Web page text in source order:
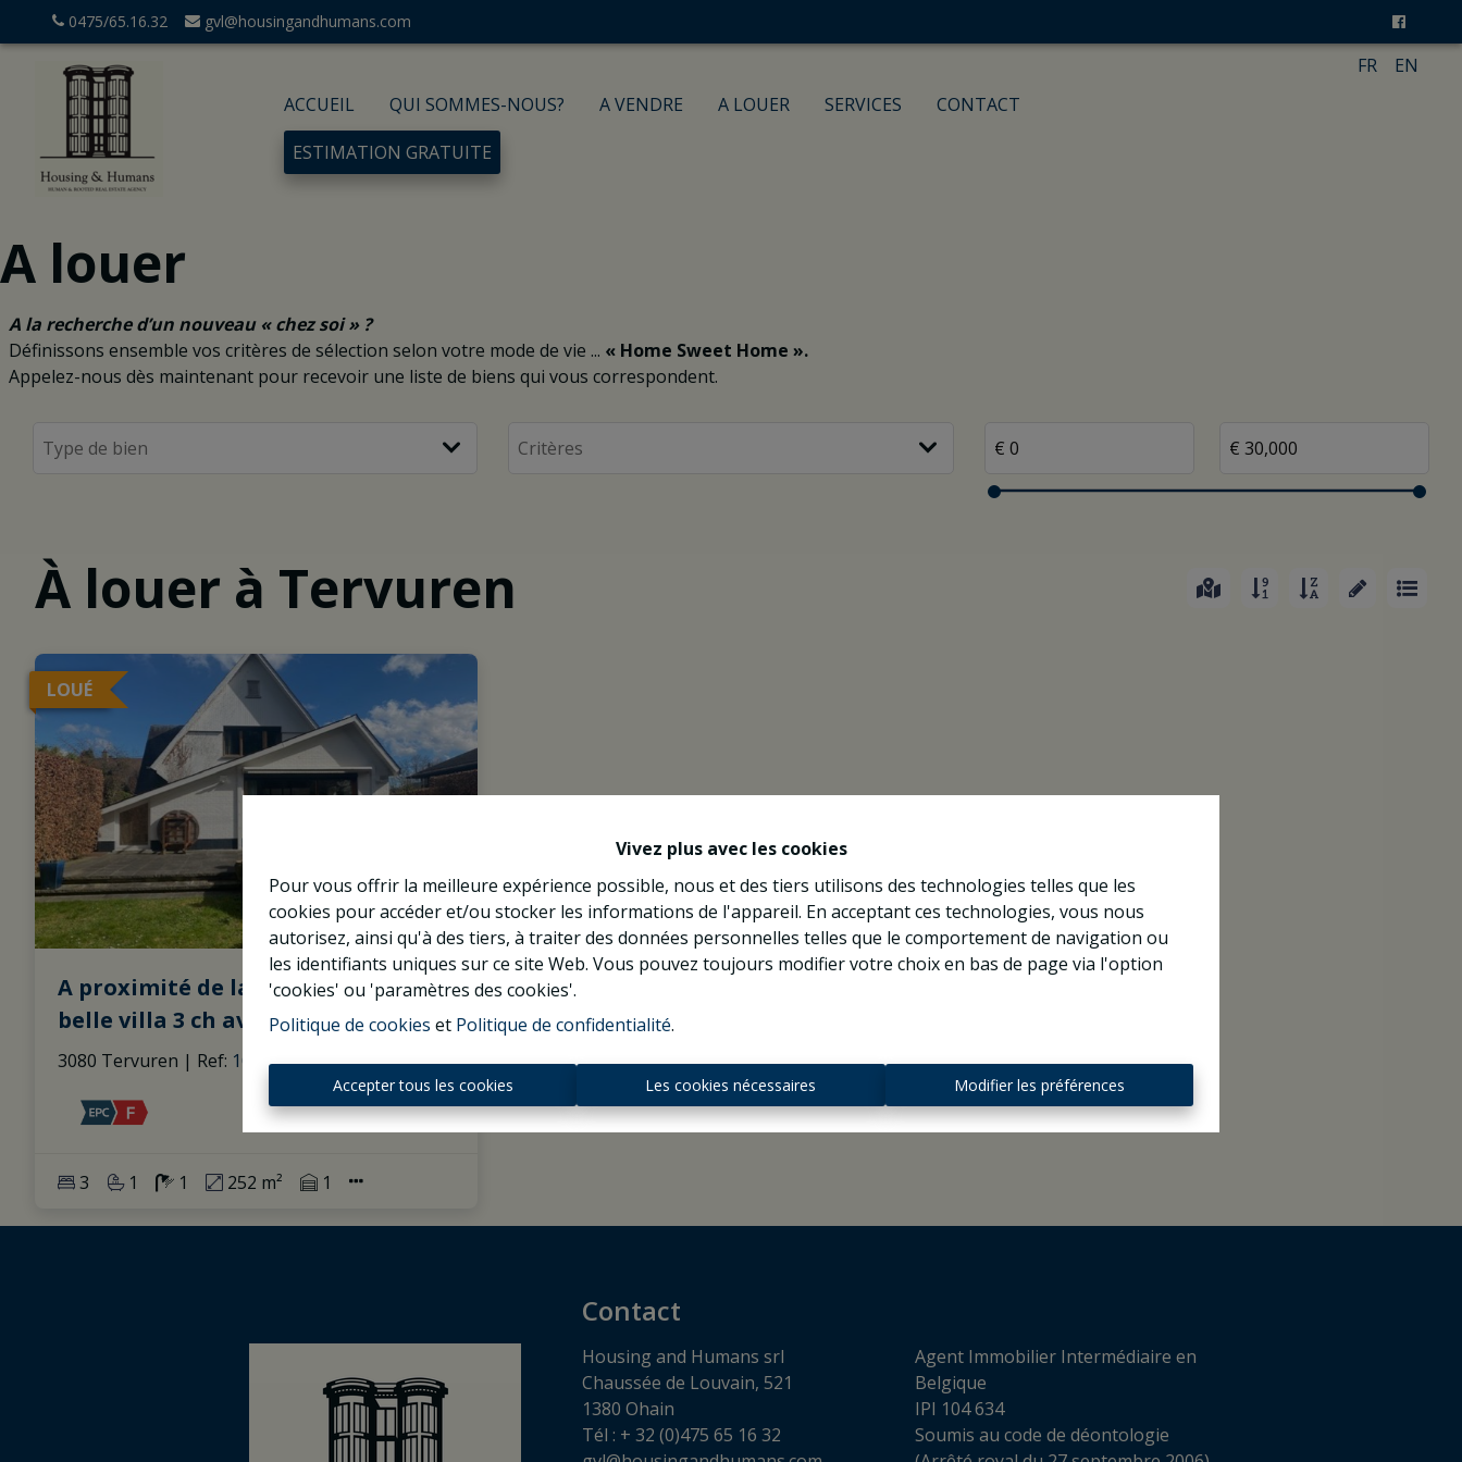
Vivez plus avec les cookies
Pour vous offrir la meilleure expérience possible, nous et des tiers utilisons des technologies telles que les
cookies pour accéder et/ou stocker les informations de l'appareil. En acceptant ces technologies, vous nous
autorisez, ainsi qu'à des tiers, à traiter des données personnelles telles que le comportement de navigation ou
les identifiants uniques sur ce site Web. Vous pouvez toujours modifier votre choix en bas de page via l'option
'cookies' ou 'paramètres des cookies'.
Politique de cookies et Politique de confidentialité.
Accepter tous les cookies Les cookies nécessaires Modifier les préférences
0475/65.16.32 gvl@housingandhumans.com
ACCUEIL QUI SOMMES-NOUS? A VENDRE A LOUER SERVICES
CONTACT
ESTIMATION GRATUITE
FR EN
A louer
A la recherche d’un nouveau « chez soi » ?
Définissons ensemble vos critères de sélection selon votre mode de vie ... « Home Sweet Home ».
Appelez-nous dès maintenant pour recevoir une liste de biens qui vous correspondent.
À louer à Tervuren
LOUÉ
A proximité de la British school,
belle villa 3 ch avec agréable jardin
3080 Tervuren | Ref: 1037291
3 1 1 252 m² 1
Contact
Housing and Humans srl
Chaussée de Louvain, 521
1380 Ohain
Tél : + 32 (0)475 65 16 32
Agent Immobilier Intermédiaire en
Belgique
IPI 104 634
Soumis au code de déontologie